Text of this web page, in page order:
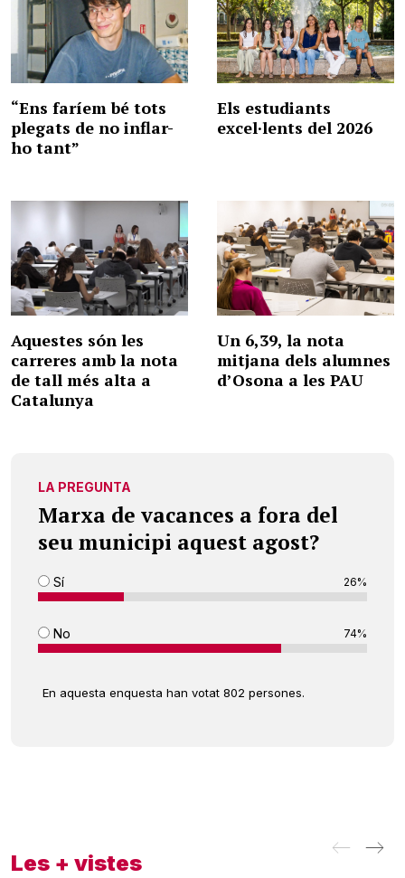
“Ens faríem bé tots
plegats de no inflar-
ho tant”
Els estudiants
excel·lents del 2026
Aquestes són les
carreres amb la nota
de tall més alta a
Catalunya
Un 6,39, la nota
mitjana dels alumnes
d’Osona a les PAU
LA PREGUNTA
Marxa de vacances a fora del
seu municipi aquest agost?
Sí 26%
No 74%
En aquesta enquesta han votat 802 persones.
Les + vistes